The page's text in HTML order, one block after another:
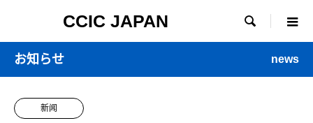
CCIC JAPAN 
お知らせ news
新闻